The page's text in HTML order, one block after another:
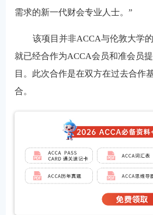
需求的新一代财会专业人士。”
该项目并非ACCA与伦敦大学
就已经合作为ACCA会员和准会员
目。此次合作是在双方在过去合作
合。